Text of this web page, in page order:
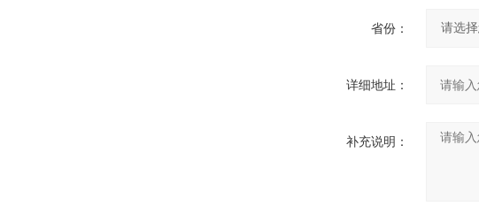
省份：
详细地址：
补充说明：